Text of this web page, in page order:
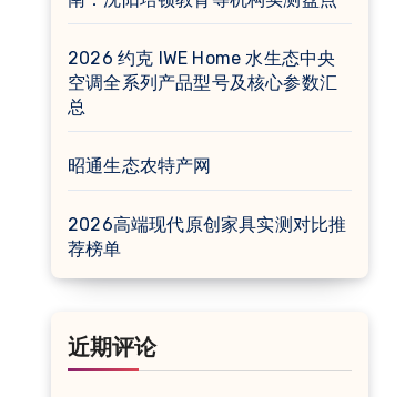
2026 约克 IWE Home 水生态中央
空调全系列产品型号及核心参数汇
总
昭通生态农特产网
2026高端现代原创家具实测对比推
荐榜单
近期评论